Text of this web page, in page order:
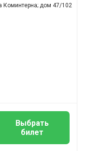
Коминтерна; дом 47/102
Выбрать
билет